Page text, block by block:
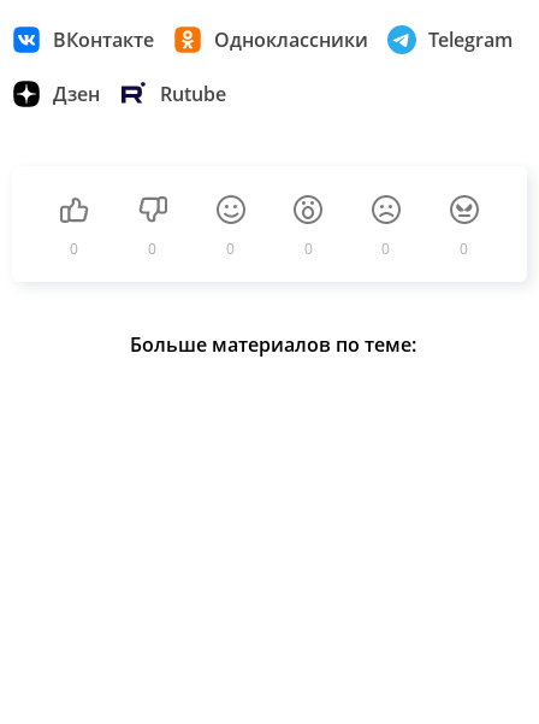
ВКонтакте Одноклассники Telegram
Дзен Rutube
0 0 0 0 0 0
Больше материалов по теме: